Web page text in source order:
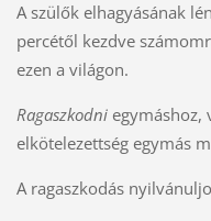
A szülők elhagyásának
percétől kezdve
ezen a világon.
Ragaszkodni egymáshoz,
elkötelezettség egymás
A ragaszkodás